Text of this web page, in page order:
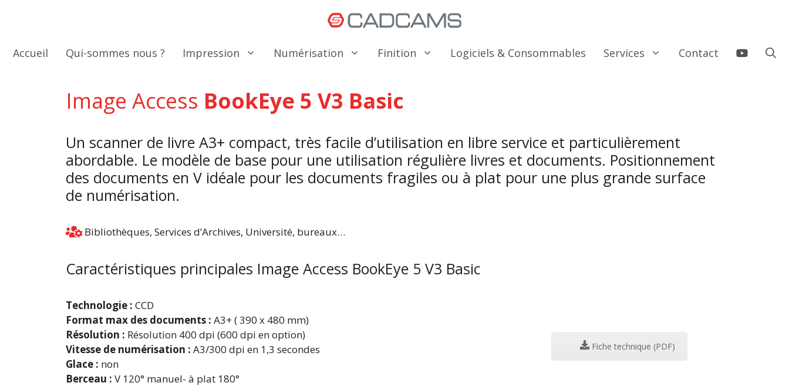
Accueil Qui-sommes nous ? Impression Numérisation Finition Logiciels & Consommables Services Contact
Image Access BookEye 5 V3 Basic
Un scanner de livre A3+ compact, très facile d’utilisation en libre service et particulièrement
abordable. Le modèle de base pour une utilisation régulière livres et documents. Positionnement
des documents en V idéale pour les documents fragiles ou à plat pour une plus grande surface
de numérisation.
Bibliothèques, Services d’Archives, Université, bureaux…
Caractéristiques principales Image Access BookEye 5 V3 Basic
Technologie : CCD
Format max des documents : A3+ ( 390 x 480 mm)
Résolution : Résolution 400 dpi (600 dpi en option)
Vitesse de numérisation : A3/300 dpi en 1,3 secondes
Glace : non
Berceau : V 120° manuel- à plat 180°
Fiche technique (PDF)